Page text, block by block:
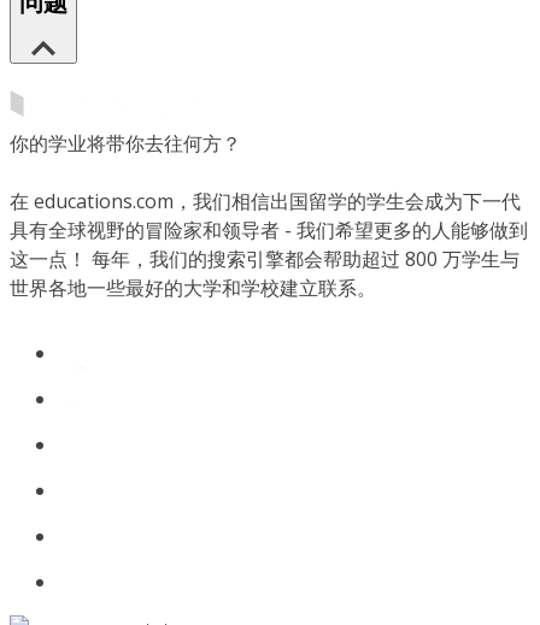
你的学业将带你去往何方？
在 educations.com，我们相信出国留学的学生会成为下一代
具有全球视野的冒险家和领导者 - 我们希望更多的人能够做到
这一点！ 每年，我们的搜索引擎都会帮助超过 800 万学生与
世界各地一些最好的大学和学校建立联系。